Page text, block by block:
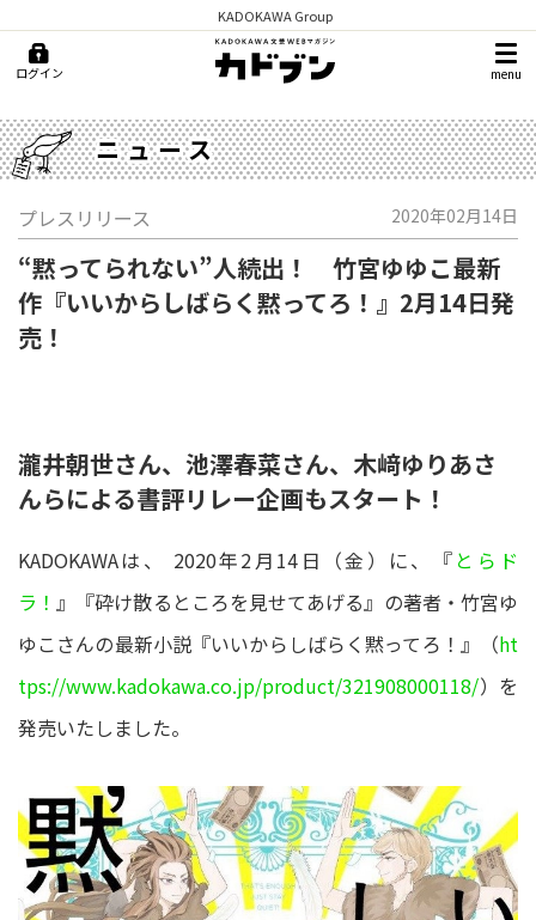
KADOKAWA Group
ログイン menu
ニュース
プレスリリース 2020年02月14日
“黙ってられない”人続出！ 竹宮ゆゆこ最新
作『いいからしばらく黙ってろ！』2月14日発
売！
瀧井朝世さん、池澤春菜さん、木﨑ゆりあさ
んらによる書評リレー企画もスタート！
KADOKAWAは、 2020年2月14日（金）に、『 とらド
ラ！』『砕け散るところを見せてあげる』の著者・竹宮ゆ
ゆこさんの最新小説『いいからしばらく黙ってろ！』（ht
tps://www.kadokawa.co.jp/product/321908000118/）を
発売いたしました。